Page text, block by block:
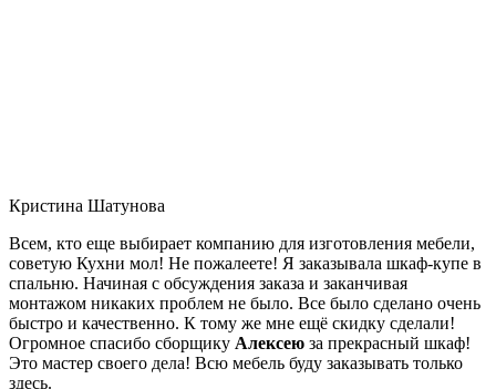
Кристина Шатунова
Всем, кто еще выбирает компанию для изготовления мебели,
советую Кухни мол! Не пожалеете! Я заказывала шкаф-купе в
спальню. Начиная с обсуждения заказа и заканчивая
монтажом никаких проблем не было. Все было сделано очень
быстро и качественно. К тому же мне ещё скидку сделали!
Огромное спасибо сборщику Алексею за прекрасный шкаф!
Это мастер своего дела! Всю мебель буду заказывать только
здесь.